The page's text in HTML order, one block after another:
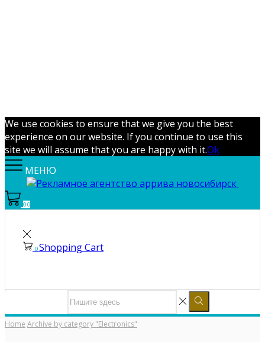
We use cookies to ensure that we give you the best
experience on our website. If you continue to use this
site we will assume that you are happy with it.Ok
МЕНЮ
00
0Shopping Cart
Home Archive by category "Electronics"